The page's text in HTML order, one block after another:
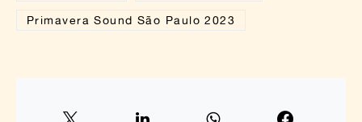
Primavera Sound São Paulo 2023